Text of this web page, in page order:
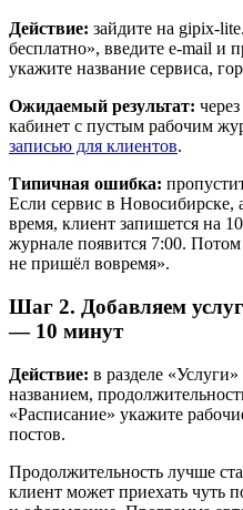
Действие: зайдите на gipix-
бесплатно», введите e-mail и
укажите название сервиса,
Ожидаемый результат:
кабинет с пустым рабочим
записью для клиентов.
Типичная ошибка:
Если сервис в Новосибирске,
время, клиент запишется на
журнале появится 7:00.
не пришёл вовремя».
Шаг 2. Добавляем
— 10 минут
Действие: в разделе
названием,
«Расписание» укажите
постов.
Продолжительность лучше
клиент может приехать чуть